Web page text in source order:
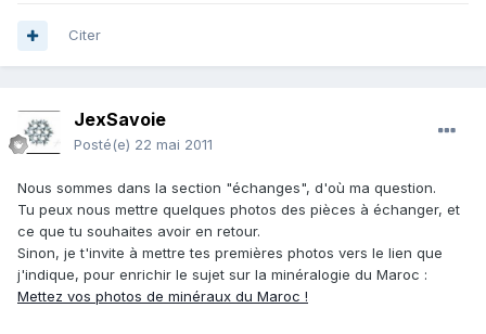
Citer
JexSavoie
Posté(e) 22 mai 2011
Nous sommes dans la section "échanges", d'où ma question.
Tu peux nous mettre quelques photos des pièces à échanger, et
ce que tu souhaites avoir en retour.
Sinon, je t'invite à mettre tes premières photos vers le lien que
j'indique, pour enrichir le sujet sur la minéralogie du Maroc :
Mettez vos photos de minéraux du Maroc !